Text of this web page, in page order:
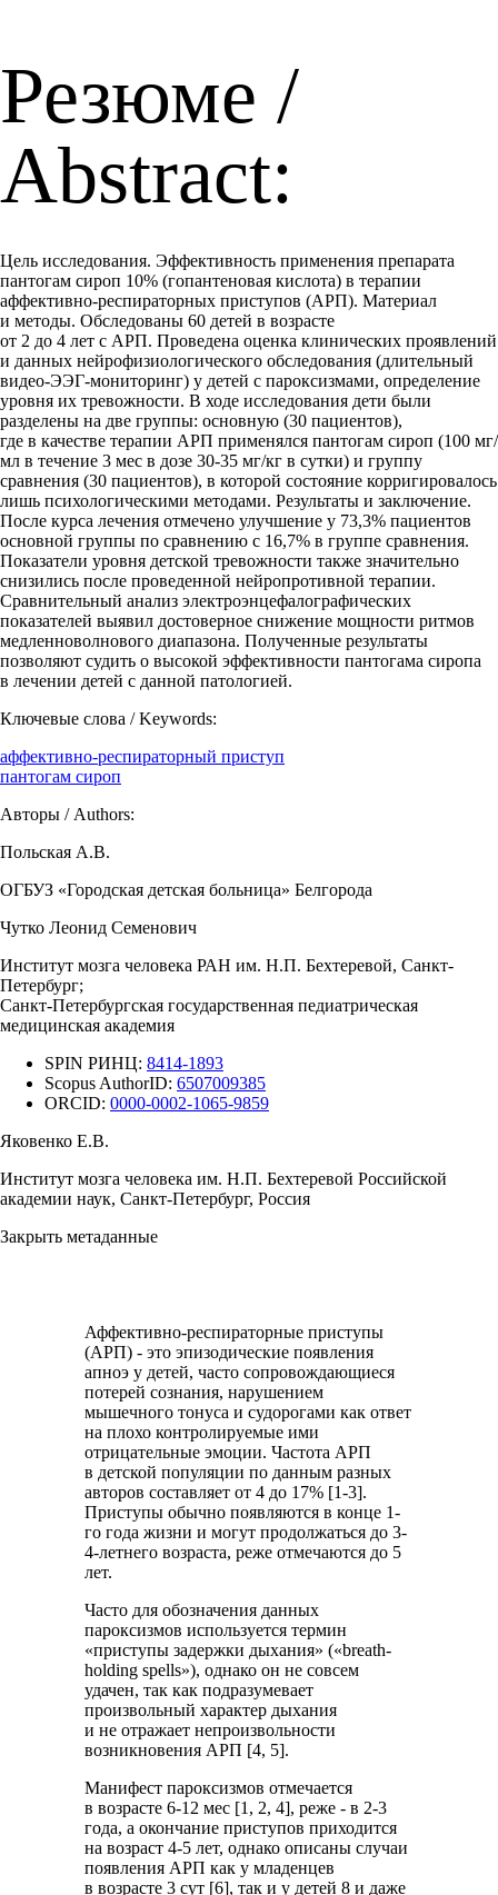
Резюме /
Abstract:
Цель исследования. Эффективность применения препарата
пантогам сироп 10% (гопантеновая кислота) в терапии
аффективно-респираторных приступов (АРП). Материал
и методы. Обследованы 60 детей в возрасте
от 2 до 4 лет с АРП. Проведена оценка клинических проявлений
и данных нейрофизиологического обследования (длительный
видео-ЭЭГ-мониторинг) у детей с пароксизмами, определение
уровня их тревожности. В ходе исследования дети были
разделены на две группы: основную (30 пациентов),
где в качестве терапии АРП применялся пантогам сироп (100 мг/
мл в течение 3 мес в дозе 30-35 мг/кг в сутки) и группу
сравнения (30 пациентов), в которой состояние корригировалось
лишь психологическими методами. Результаты и заключение.
После курса лечения отмечено улучшение у 73,3% пациентов
основной группы по сравнению с 16,7% в группе сравнения.
Показатели уровня детской тревожности также значительно
снизились после проведенной нейропротивной терапии.
Сравнительный анализ электроэнцефалографических
показателей выявил достоверное снижение мощности ритмов
медленноволнового диапазона. Полученные результаты
позволяют судить о высокой эффективности пантогама сиропа
в лечении детей с данной патологией.
Ключевые слова / Keywords:
аффективно-респираторный приступ
пантогам сироп
Авторы / Authors:
Польская А.В.
ОГБУЗ «Городская детская больница» Белгорода
Чутко Леонид Семенович
Институт мозга человека РАН им. Н.П. Бехтеревой, Санкт-
Петербург;
Санкт-Петербургская государственная педиатрическая
медицинская академия
SPIN РИНЦ: 8414-1893
Scopus AuthorID: 6507009385
ORCID: 0000-0002-1065-9859
Яковенко Е.В.
Институт мозга человека им. Н.П. Бехтеревой Российской
академии наук, Санкт-Петербург, Россия
Закрыть метаданные
Аффективно-респираторные приступы
(АРП) - это эпизодические появления
апноэ у детей, часто сопровождающиеся
потерей сознания, нарушением
мышечного тонуса и судорогами как ответ
на плохо контролируемые ими
отрицательные эмоции. Частота АРП
в детской популяции по данным разных
авторов составляет от 4 до 17% [1-3].
Приступы обычно появляются в конце 1-
го года жизни и могут продолжаться до 3-
4-летнего возраста, реже отмечаются до 5
лет.
Часто для обозначения данных
пароксизмов используется термин
«приступы задержки дыхания» («breath-
holding spells»), однако он не совсем
удачен, так как подразумевает
произвольный характер дыхания
и не отражает непроизвольности
возникновения АРП [4, 5].
Манифест пароксизмов отмечается
в возрасте 6-12 мес [1, 2, 4], реже - в 2-3
года, а окончание приступов приходится
на возраст 4-5 лет, однако описаны случаи
появления АРП как у младенцев
в возрасте 3 сут [6], так и у детей 8 и даже